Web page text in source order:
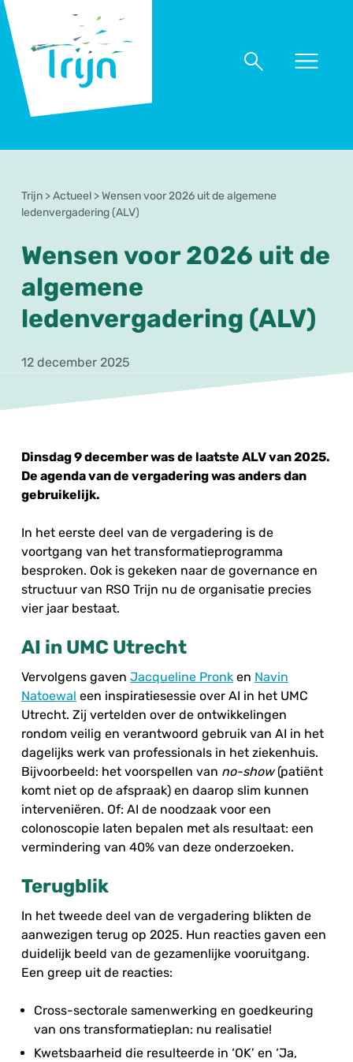
Trijn
Naar
Naar
Trijn >Actueel >Wensen voor 2026 uit de algemene
ledenvergadering (ALV)
Wensen voor 2026 uit de
algemene
ledenvergadering (ALV)
12 december 2025
Dinsdag 9 december was de laatste ALV van 2025.
De agenda van de vergadering was anders dan
gebruikelijk.
In het eerste deel van de vergadering is de
voortgang van het transformatieprogramma
besproken. Ook is gekeken naar de governance en
structuur van RSO Trijn nu de organisatie precies
vier jaar bestaat.
AI in UMC Utrecht
Vervolgens gaven Jacqueline Pronk en Navin
Natoewal een inspiratiesessie over AI in het UMC
Utrecht. Zij vertelden over de ontwikkelingen
rondom veilig en verantwoord gebruik van AI in het
dagelijks werk van professionals in het ziekenhuis.
Bijvoorbeeld: het voorspellen van no-show(patiënt
komt niet op de afspraak) en daarop slim kunnen
interveniëren. Of: AI de noodzaak voor een
colonoscopie laten bepalen met als resultaat: een
vermindering van 40% van deze onderzoeken.
Terugblik
In het tweede deel van de vergadering blikten de
aanwezigen terug op 2025. Hun reacties gaven een
duidelijk beeld van de gezamenlijke vooruitgang.
Een greep uit de reacties:
Cross-sectorale samenwerking en goedkeuring
van ons transformatieplan: nu realisatie!
Kwetsbaarheid die resulteerde in ‘OK’ en ‘Ja,